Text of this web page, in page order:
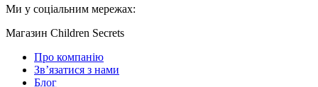
Ми у соціальним мережах:
Магазин Children Secrets
Про компанію
Зв’язатися з нами
Блог